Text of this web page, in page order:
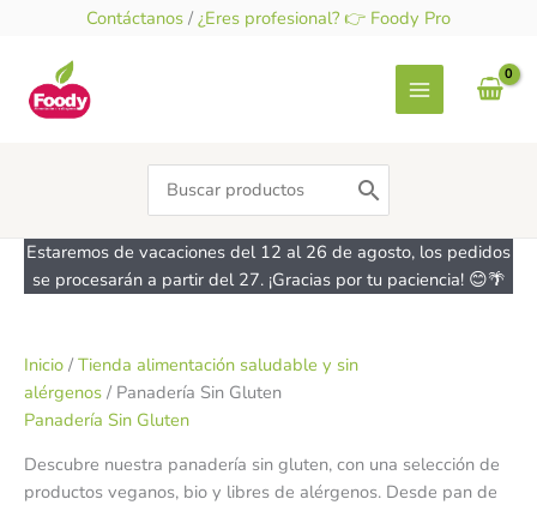
contenido
Contáctanos / ¿Eres profesional? 👉 Foody Pro
Search
for:
Estaremos de vacaciones del 12 al 26 de agosto, los pedidos
se procesarán a partir del 27. ¡Gracias por tu paciencia! 😊🌴
Inicio / Tienda alimentación saludable y sin
alérgenos / Panadería Sin Gluten
Panadería Sin Gluten
Descubre nuestra panadería sin gluten, con una selección de
productos veganos, bio y libres de alérgenos. Desde pan de